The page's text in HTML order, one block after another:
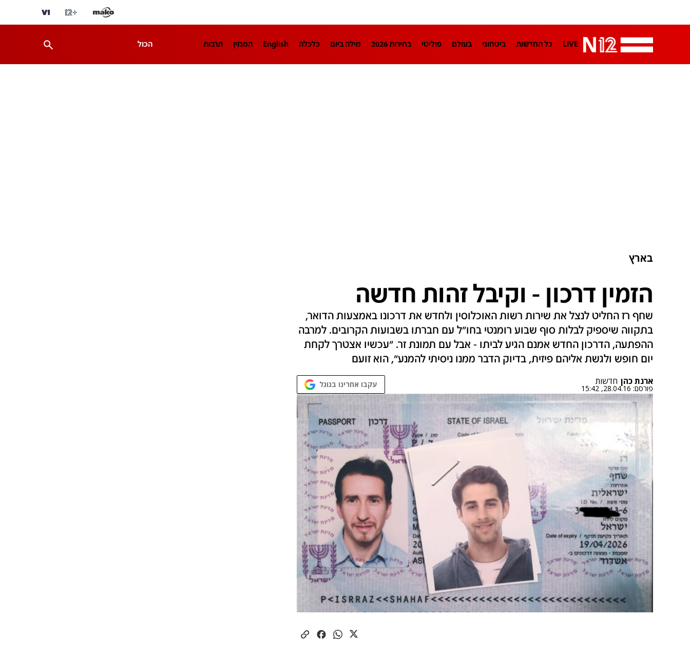
LIVE כל החדשות ביטחוני בעולם פוליטי בחירות 2026 מילה ביום כלכלה English המגזין תרבות הכול
בארץ
הזמין דרכון - וקיבל זהות חדשה
שחף רז החליט לנצל את שירות רשות האוכלוסין ולחדש את דרכונו באמצעות הדואר,
בתקווה שיספיק לבלות סוף שבוע רומנטי בחו"ל עם חברתו בשבועות הקרובים. למרבה
ההפתעה, הדרכון החדש אמנם הגיע לביתו - אבל עם תמונת זר. "עכשיו אצטרך לקחת
יום חופש ולגשת אליהם פיזית, בדיוק הדבר ממנו ניסיתי להמנע", הוא זועם
ארנת כהן חדשות
פורסם: 28.04.16, 15:42 עקבו אחרינו בגוגל